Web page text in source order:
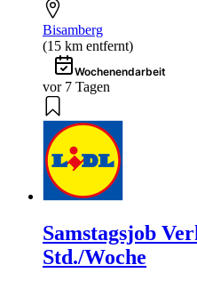
Bisamberg
(15 km entfernt)
Wochenendarbeit
vor 7 Tagen
Samstagsjob
Std./Woche